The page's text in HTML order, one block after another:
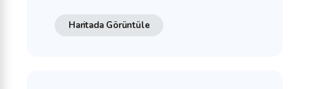
Haritada Görüntüle